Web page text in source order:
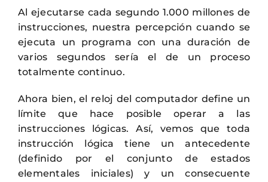
Al ejecutarse cada segundo 1.000 millones de
instrucciones, nuestra percepción cuando se
ejecuta un programa con una duración de
varios segundos sería el de un proceso
totalmente continuo.
Ahora bien, el reloj del computador define un
límite que hace posible operar a las
instrucciones lógicas. Así, vemos que toda
instrucción lógica tiene un antecedente
(definido por el conjunto de estados
elementales iniciales) y un consecuente